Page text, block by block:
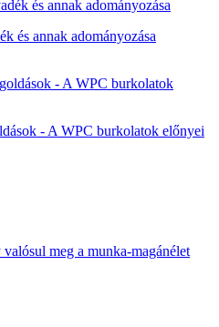
és annak adományozása
- A WPC burkolatok előnyei
meg a munka-magánélet